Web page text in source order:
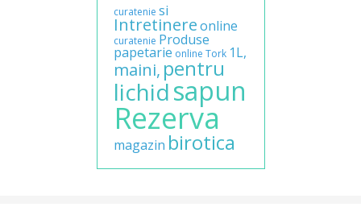
curatenie si
Intretinereonline
curatenie Produse
papetarie online Tork 1L,
maini, pentru
lichidsapun
Rezerva
magazin birotica